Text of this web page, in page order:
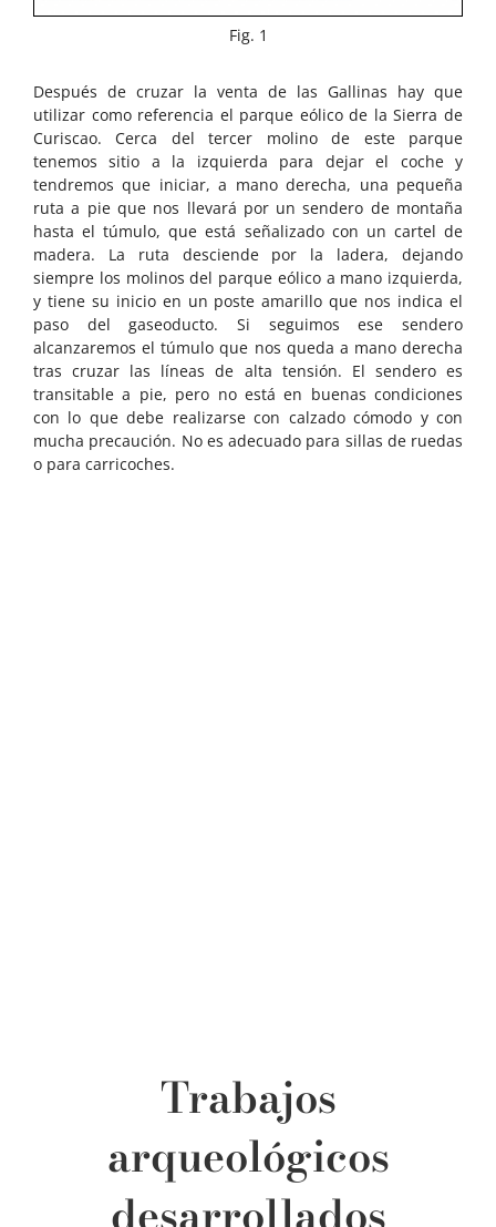
Fig. 1
Después de cruzar la venta de las Gallinas hay que
utilizar como referencia el parque eólico de la Sierra de
Curiscao. Cerca del tercer molino de este parque
tenemos sitio a la izquierda para dejar el coche y
tendremos que iniciar, a mano derecha, una pequeña
ruta a pie que nos llevará por un sendero de montaña
hasta el túmulo, que está señalizado con un cartel de
madera. La ruta desciende por la ladera, dejando
siempre los molinos del parque eólico a mano izquierda,
y tiene su inicio en un poste amarillo que nos indica el
paso del gaseoducto. Si seguimos ese sendero
alcanzaremos el túmulo que nos queda a mano derecha
tras cruzar las líneas de alta tensión. El sendero es
transitable a pie, pero no está en buenas condiciones
con lo que debe realizarse con calzado cómodo y con
mucha precaución. No es adecuado para sillas de ruedas
o para carricoches.
Trabajos
arqueológicos